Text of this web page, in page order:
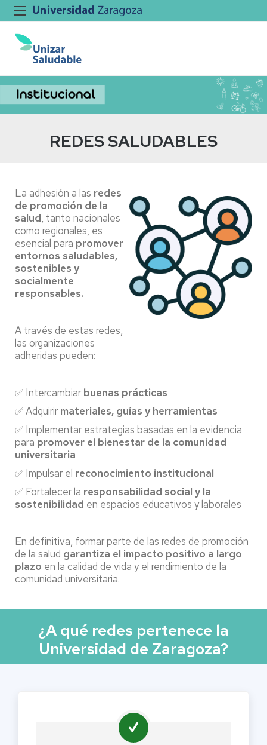
REDES SALUDABLES
La adhesión a las redes
de promoción de la
salud, tanto nacionales
como regionales, es
esencial para promover
entornos saludables,
sostenibles y
socialmente
responsables.
A través de estas redes,
las organizaciones
adheridas pueden:
✅ Intercambiar buenas prácticas
✅ Adquirir materiales, guías y herramientas
✅ Implementar estrategias basadas en la evidencia
para promover el bienestar de la comunidad
universitaria
✅ Impulsar el reconocimiento institucional
✅ Fortalecer la responsabilidad social y la
sostenibilidad en espacios educativos y laborales
En definitiva, formar parte de las redes de promoción
de la salud garantiza el impacto positivo a largo
plazo en la calidad de vida y el rendimiento de la
comunidad universitaria.
¿A qué redes pertenece la
Universidad de Zaragoza?